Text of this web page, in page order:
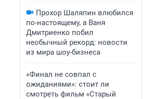
Прохор Шаляпин влюбился
по-настоящему, а Ваня
Дмитриенко побил
необычный рекорд: новости
из мира шоу-бизнеса
«Финал не совпал с
ожиданиями»: стоит ли
смотреть фильм «Старый